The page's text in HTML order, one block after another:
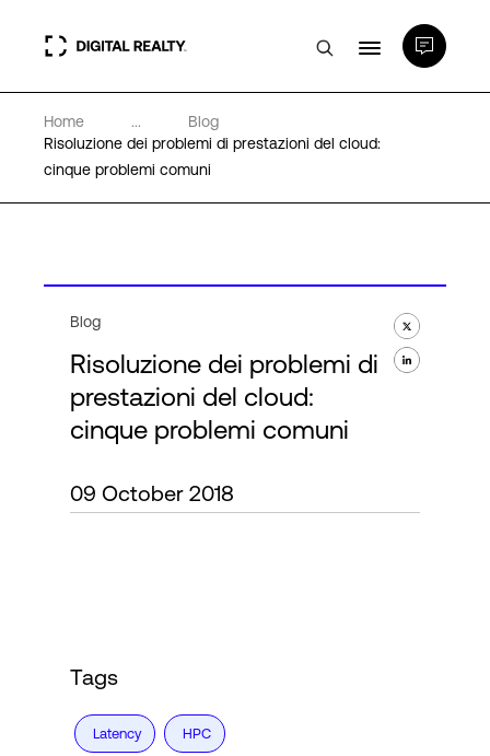
Data center
PlatformDIGITAL®
Chi Siamo
Language
Home ...
Blog
Risoluzione dei problemi di prestazioni del cloud:
cinque problemi comuni
Blog
Risoluzione dei problemi di
prestazioni del cloud:
cinque problemi comuni
09 October 2018
Tags
Latency HPC